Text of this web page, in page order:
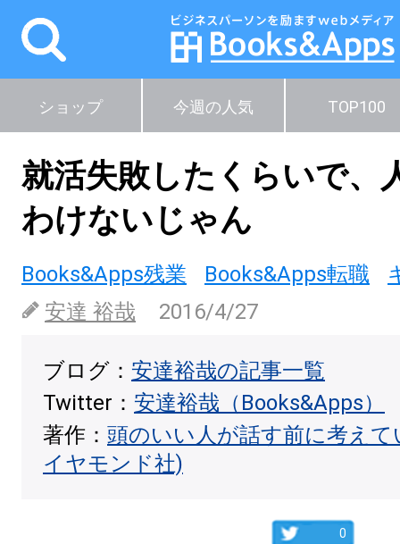
ショップ 今週の人気 TOP100
就活失敗したくらいで、
わけないじゃん
Books&Apps残業 Books&Apps転職
安達 裕哉
2016/4/27
ブログ： 安達裕哉の記事一覧
Twitter： 安達裕哉（Books&Apps）
著作： 頭のいい人が話す前に考え
イヤモンド社)
0